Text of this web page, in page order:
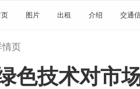
图片 出租 介绍 交通
情页
色技术对市